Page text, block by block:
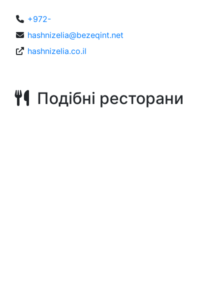
+972-
hashnizelia@bezeqint.net
hashnizelia.co.il
Подібні ресторани